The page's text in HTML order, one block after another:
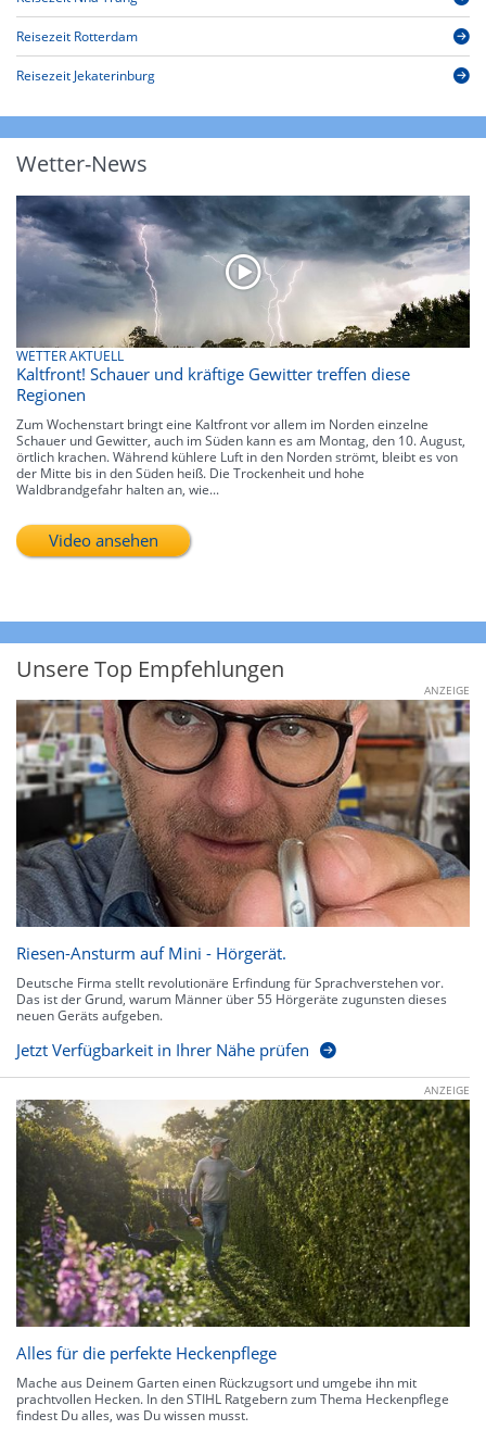
Reisezeit Rotterdam
Reisezeit Jekaterinburg
Wetter-News
WETTER AKTUELL
Kaltfront! Schauer und kräftige Gewitter treffen diese
Regionen
Zum Wochenstart bringt eine Kaltfront vor allem im Norden einzelne
Schauer und Gewitter, auch im Süden kann es am Montag, den 10. August,
örtlich krachen. Während kühlere Luft in den Norden strömt, bleibt es von
der Mitte bis in den Süden heiß. Die Trockenheit und hohe
Waldbrandgefahr halten an, wie...
Video ansehen
Unsere Top Empfehlungen
ANZEIGE
Riesen-Ansturm auf Mini - Hörgerät.
Deutsche Firma stellt revolutionäre Erfindung für Sprachverstehen vor.
Das ist der Grund, warum Männer über 55 Hörgeräte zugunsten dieses
neuen Geräts aufgeben.
Jetzt Verfügbarkeit in Ihrer Nähe prüfen
ANZEIGE
Alles für die perfekte Heckenpflege
Mache aus Deinem Garten einen Rückzugsort und umgebe ihn mit
prachtvollen Hecken. In den STIHL Ratgebern zum Thema Heckenpflege
findest Du alles, was Du wissen musst.